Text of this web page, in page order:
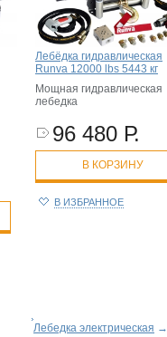
Лебёдка гидравлическая
Runva 12000 lbs 5443 кг
Мощная гидравлическая
лебедка
96 480 Р.
В КОРЗИНУ
В ИЗБРАННОЕ
Лебедка электрическая →